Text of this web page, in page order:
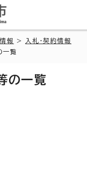
報 >
入札・契約情報
一覧
の一覧